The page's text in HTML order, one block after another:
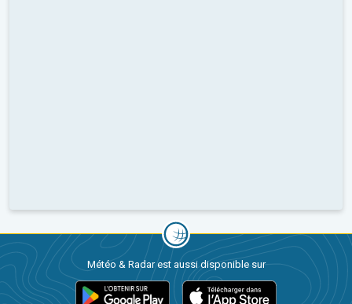
Météo & Radar est aussi disponible sur